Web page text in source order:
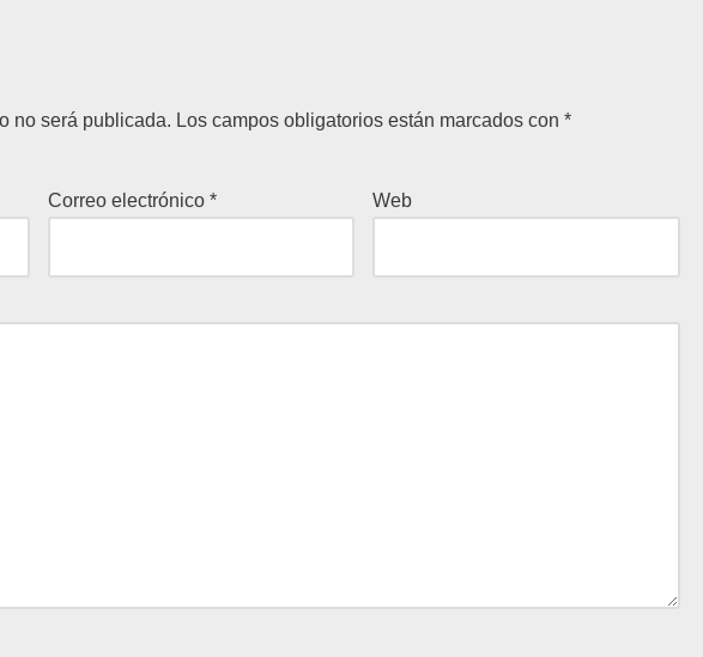
no será publicada. Los campos obligatorios están marcados con *
Correo electrónico * Web